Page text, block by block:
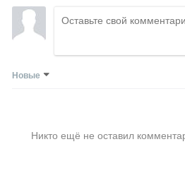
Новые
Никто ещё не оставил